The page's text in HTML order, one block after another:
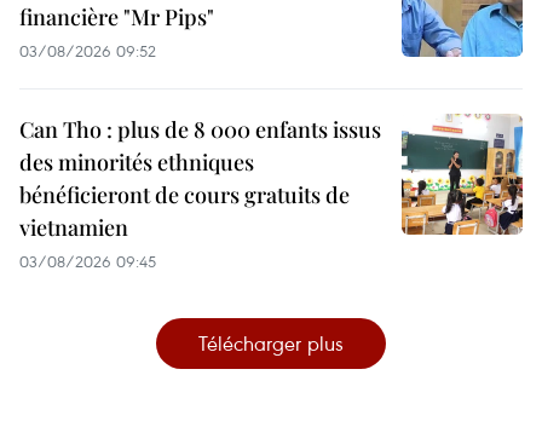
financière "Mr Pips"
03/08/2026 09:52
Can Tho : plus de 8 000 enfants issus
des minorités ethniques
bénéficieront de cours gratuits de
vietnamien
03/08/2026 09:45
Télécharger plus